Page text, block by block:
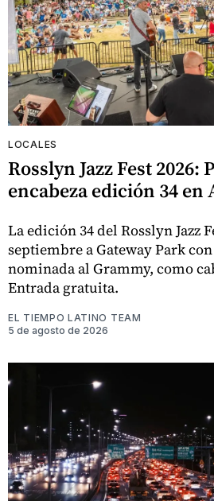
LOCALES
Rosslyn Jazz Fest 2026:
encabeza edición 34
La edición 34 del Rosslyn Jazz
septiembre a Gateway Park
nominada al Grammy, como
Entrada gratuita.
EL TIEMPO LATINO TEAM
5 de agosto de 2026